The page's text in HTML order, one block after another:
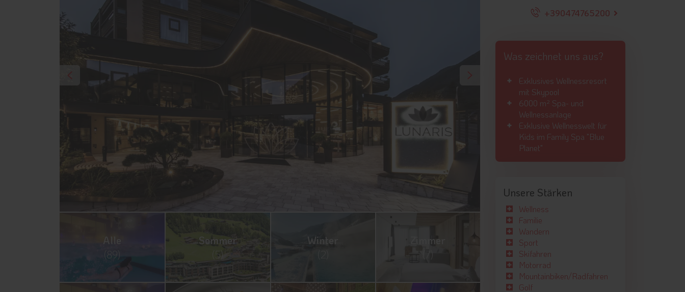
(89)
Sommer
(5)
Winter
Zimmer
+390474765200
Was zeichnet uns aus?
Exklusives Wellnessresort
mit Skypool
6000 m² Spa- und
Wellnessanlage
Exklusive Wellnesswelt für
Kids im Family Spa "Blue
Planet"
Unsere Stärken
Wellness
Familie
Wandern
Sport
Skifahren
Motorrad
Mountainbiken/Radfahren
Golf